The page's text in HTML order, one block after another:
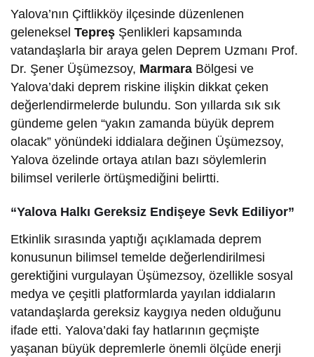
Yalova’nın Çiftlikköy ilçesinde düzenlenen
gelenekselTepreş Şenlikleri kapsamında
vatandaşlarla bir araya gelen Deprem Uzmanı Prof.
Dr. Şener Üşümezsoy, Marmara Bölgesi ve
Yalova’daki deprem riskine ilişkin dikkat çeken
değerlendirmelerde bulundu. Son yıllarda sık sık
gündeme gelen “yakın zamanda büyük deprem
olacak” yönündeki iddialara değinen Üşümezsoy,
Yalova özelinde ortaya atılan bazı söylemlerin
bilimsel verilerle örtüşmediğini belirtti.
“Yalova Halkı Gereksiz Endişeye Sevk Ediliyor”
Etkinlik sırasında yaptığı açıklamada deprem
konusunun bilimsel temelde değerlendirilmesi
gerektiğini vurgulayan Üşümezsoy, özellikle sosyal
medya ve çeşitli platformlarda yayılan iddiaların
vatandaşlarda gereksiz kaygıya neden olduğunu
ifade etti. Yalova’daki fay hatlarının geçmişte
yaşanan büyük depremlerle önemli ölçüde enerji